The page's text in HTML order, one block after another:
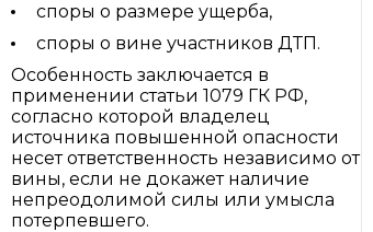
споры о размере ущерба,
споры о вине участников ДТП.
Особенность заключается в
применении статьи 1079 ГК РФ,
согласно которой владелец
источника повышенной опасности
несет ответственность независимо от
вины, если не докажет наличие
непреодолимой силы или умысла
потерпевшего.